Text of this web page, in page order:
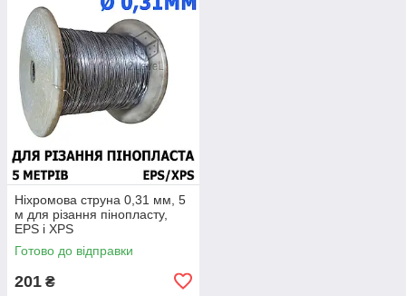
Ніхромова струна 0,31 мм, 5
м для різання пінопласту,
EPS і XPS
Готово до відправки
201 ₴